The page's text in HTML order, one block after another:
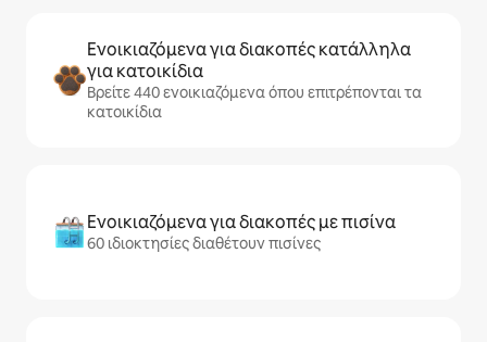
Ενοικιαζόμενα για διακοπές κατάλληλα
για κατοικίδια
Βρείτε 440 ενοικιαζόμενα όπου επιτρέπονται τα
κατοικίδια
Ενοικιαζόμενα για διακοπές με πισίνα
60 ιδιοκτησίες διαθέτουν πισίνες